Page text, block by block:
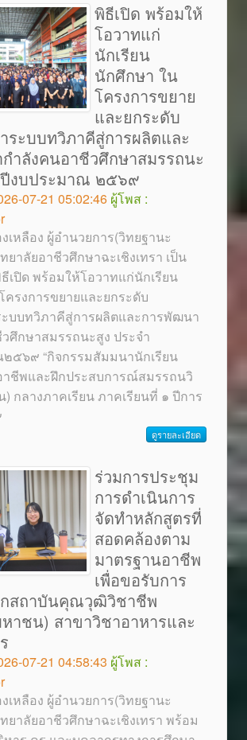
พิธีเปิด พร้อมให้
โอวาทแก่
นักเรียน
นักศึกษา ใน
โครงการขยาย
และยกระดับ
ระบบทวิภาคีสู่การผลิตและ
ำลังคนอาชีวศึกษาสมรรถนะ
ปีงบประมาณ ๒๕๖๙
07-21 05:02:46 ผู้โพส :
เหลือง ผู้อำนวยการ(วิทยฐานะ
ยาลัยอาชีวศึกษาฉะเชิงเทรา เป็น
เปิด พร้อมให้โอวาทแก่นักเรียน
รงการขยายและยกระดับ
บบทวิภาคีสู่การผลิตและการพัฒนา
ศึกษาสมรรถนะสูง ประจำ
๕๖๙ “กิจกรรมสัมมนานักเรียน
ชีพและฝึกประสบการณ์สมรรถนวิ
กลางภาคเรียน ภาคเรียนที่ ๑ ปีการ
ดูรายละเอียด
ร่วมการประชุม
การดำเนินการ
จัดทำหลักสูตรที่
สอดคล้องตาม
มาตรฐานอาชีพ
เพื่อขอรับการ
กสถาบันคุณวุฒิวิชาชีพ
าชน) สาขาวิชาอาหารและ
07-21 04:58:43 ผู้โพส :
เหลือง ผู้อำนวยการ(วิทยฐานะ
ยาลัยอาชีวศึกษาฉะเชิงเทรา พร้อม